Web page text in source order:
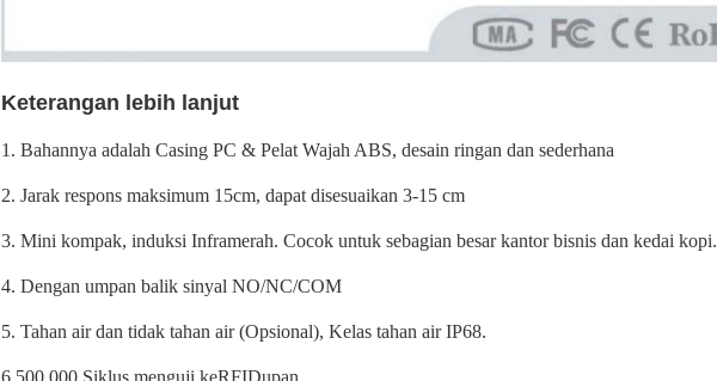
Keterangan lebih lanjut
1. Bahannya adalah Casing PC & Pelat Wajah ABS, desain ringan dan sederhana
2. Jarak respons maksimum 15cm, dapat disesuaikan 3-15 cm
3. Mini kompak, induksi Inframerah. Cocok untuk sebagian besar kantor bisnis dan kedai kopi.
4. Dengan umpan balik sinyal NO/NC/COM
5. Tahan air dan tidak tahan air (Opsional), Kelas tahan air IP68.
6 500.000 Siklus menguji keRFIDupan